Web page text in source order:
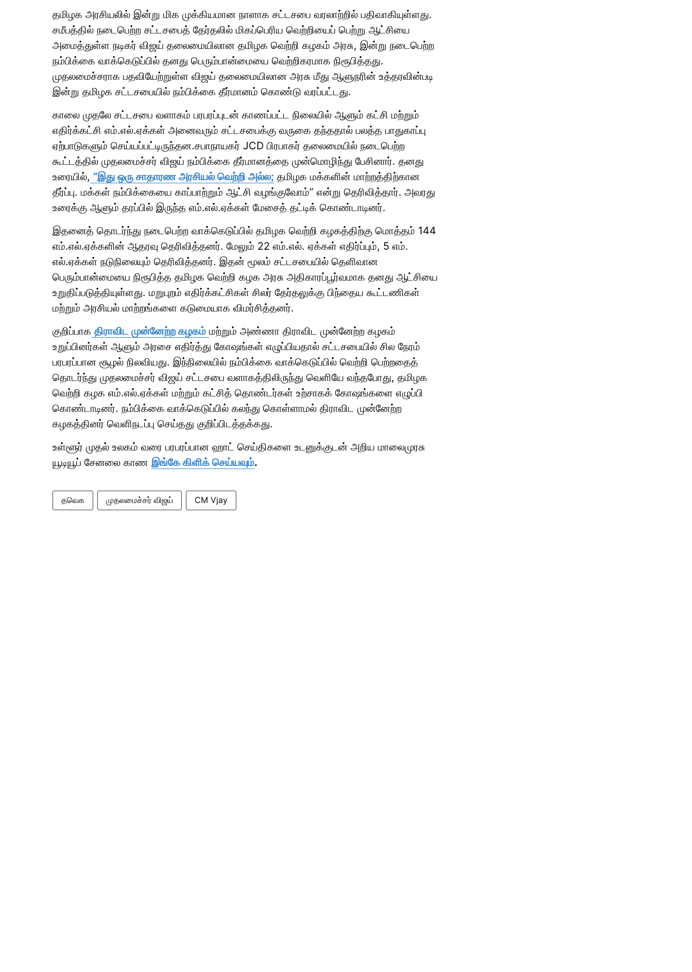
தமிழக அரசியலில் இன்று மிக முக்கியமான நாளாக சட்டசபை வரலாற்றில் பதிவாகியுள்ளது.
சமீபத்தில் நடைபெற்ற சட்டசபைத் தேர்தலில் மிகப்பெரிய வெற்றியைப் பெற்று ஆட்சியை
அமைத்துள்ள நடிகர் விஜய் தலைமையிலான தமிழக வெற்றி கழகம் அரசு, இன்று நடைபெற்ற
நம்பிக்கை வாக்கெடுப்பில் தனது பெரும்பான்மையை வெற்றிகரமாக நிரூபித்தது.
முதலமைச்சராக பதவியேற்றுள்ள விஜய் தலைமையிலான அரசு மீது ஆளுநரின் உத்தரவின்படி
இன்று தமிழக சட்டசபையில் நம்பிக்கை தீர்மானம் கொண்டு வரப்பட்டது.
காலை முதலே சட்டசபை வளாகம் பரபரப்புடன் காணப்பட்ட நிலையில் ஆளும் கட்சி மற்றும்
எதிர்க்கட்சி எம்.எல்.ஏக்கள் அனைவரும் சட்டசபைக்கு வருகை தந்ததால் பலத்த பாதுகாப்பு
ஏற்பாடுகளும் செய்யப்பட்டிருந்தன.சபாநாயகர் JCD பிரபாகர் தலைமையில் நடைபெற்ற
கூட்டத்தில் முதலமைச்சர் விஜய் நம்பிக்கை தீர்மானத்தை முன்மொழிந்து பேசினார். தனது
உரையில், “இது ஒரு சாதாரண அரசியல் வெற்றி அல்ல; தமிழக மக்களின் மாற்றத்திற்கான
தீர்ப்பு. மக்கள் நம்பிக்கையை காப்பாற்றும் ஆட்சி வழங்குவோம்” என்று தெரிவித்தார். அவரது
உரைக்கு ஆளும் தரப்பில் இருந்த எம்.எல்.ஏக்கள் மேசைத் தட்டிக் கொண்டாடினர்.
இதனைத் தொடர்ந்து நடைபெற்ற வாக்கெடுப்பில் தமிழக வெற்றி கழகத்திற்கு மொத்தம் 144
எம்.எல்.ஏக்களின் ஆதரவு தெரிவித்தனர். மேலும் 22 எம்.எல். ஏக்கள் எதிர்ப்பும், 5 எம்.
எல்.ஏக்கள் நடுநிலையும் தெரிவித்தனர். இதன் மூலம் சட்டசபையில் தெளிவான
பெரும்பான்மையை நிரூபித்த தமிழக வெற்றி கழக அரசு அதிகாரப்பூர்வமாக தனது ஆட்சியை
உறுதிப்படுத்தியுள்ளது. மறுபுறம் எதிர்க்கட்சிகள் சிலர் தேர்தலுக்கு பிந்தைய கூட்டணிகள்
மற்றும் அரசியல் மாற்றங்களை கடுமையாக விமர்சித்தனர்.
குறிப்பாக திராவிட முன்னேற்ற கழகம் மற்றும் அண்ணா திராவிட முன்னேற்ற கழகம்
உறுப்பினர்கள் ஆளும் அரசை எதிர்த்து கோஷங்கள் எழுப்பியதால் சட்டசபையில் சில நேரம்
பரபரப்பான சூழல் நிலவியது. இந்நிலையில் நம்பிக்கை வாக்கெடுப்பில் வெற்றி பெற்றதைத்
தொடர்ந்து முதலமைச்சர் விஜய் சட்டசபை வளாகத்திலிருந்து வெளியே வந்தபோது, தமிழக
வெற்றி கழக எம்.எல்.ஏக்கள் மற்றும் கட்சித் தொண்டர்கள் உற்சாகக் கோஷங்களை எழுப்பி
கொண்டாடினர். நம்பிக்கை வாக்கெடுப்பில் கலந்து கொள்ளாமல் திராவிட முன்னேற்ற
கழகத்தினர் வெளிநடப்பு செய்தது குறிப்பிடத்தக்கது.
உள்ளூர் முதல் உலகம் வரை பரபரப்பான ஹாட் செய்திகளை உடனுக்குடன் அறிய மாலைமுரசு
யூடியூப் சேனலை காண இங்கே கிளிக் செய்யவும்.
தவெக முதலமைச்சர் விஜய் CM Vjay